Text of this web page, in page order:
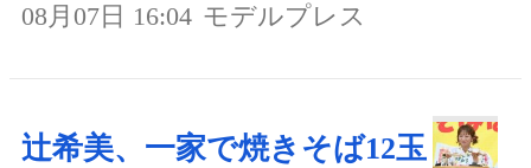
08月07日 16:04 モデルプレス
辻希美、一家で焼きそば12玉